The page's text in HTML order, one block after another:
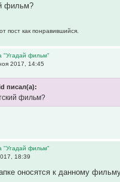
фильм?
пост как понравившийся.
"Угадай фильм"
2017, 14:45
писал(а):
фильм?
"Угадай фильм"
18:39
оносятся к данному